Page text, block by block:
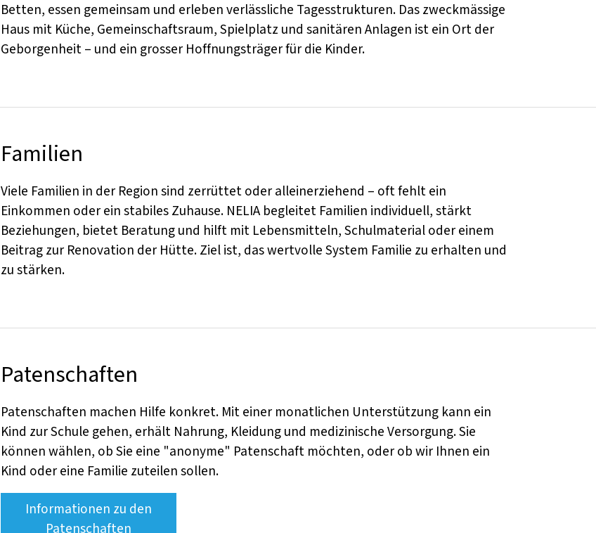
Betten, essen gemeinsam und erleben verlässliche Tagesstrukturen. Das zweckmässige
Haus mit Küche, Gemeinschaftsraum, Spielplatz und sanitären Anlagen ist ein Ort der
Geborgenheit – und ein grosser Hoffnungsträger für die Kinder.
Familien
Viele Familien in der Region sind zerrüttet oder alleinerziehend – oft fehlt ein
Einkommen oder ein stabiles Zuhause. NELIA begleitet Familien individuell, stärkt
Beziehungen, bietet Beratung und hilft mit Lebensmitteln, Schulmaterial oder einem
Beitrag zur Renovation der Hütte. Ziel ist, das wertvolle System Familie zu erhalten und
zu stärken.
Patenschaften
Patenschaften machen Hilfe konkret. Mit einer monatlichen Unterstützung kann ein
Kind zur Schule gehen, erhält Nahrung, Kleidung und medizinische Versorgung. Sie
können wählen, ob Sie eine "anonyme" Patenschaft möchten, oder ob wir Ihnen ein
Kind oder eine Familie zuteilen sollen.
Informationen zu den
Patenschaften